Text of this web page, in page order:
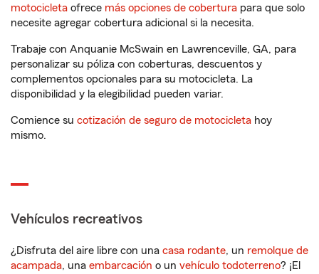
motocicleta ofrece más opciones de cobertura para que solo
necesite agregar cobertura adicional si la necesita.
Trabaje con Anquanie McSwain en Lawrenceville, GA, para
personalizar su póliza con coberturas, descuentos y
complementos opcionales para su motocicleta. La
disponibilidad y la elegibilidad pueden variar.
Comience su cotización de seguro de motocicleta hoy
mismo.
Vehículos recreativos
¿Disfruta del aire libre con una casa rodante, un remolque de
acampada, una embarcación o un vehículo todoterreno? ¡El